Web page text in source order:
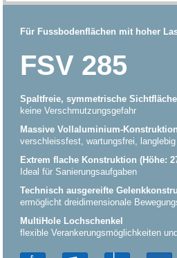
Für Fussbodenflächen mit hoher
FSV 285
Spaltfreie, symmetrische Sichtfläche
keine Verschmutzungsgefahr
Massive Vollaluminium-Konstruktion
verschleissfest, wartungsfrei, langlebig
Extrem flache Konstruktion (Höhe:
Ideal für Sanierungsaufgaben
Technisch ausgereifte
ermöglicht dreidimensionale
MultiHole Lochschenkel
flexible Verankerungsmöglichkeiten